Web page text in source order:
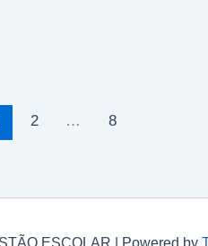
2 … 8